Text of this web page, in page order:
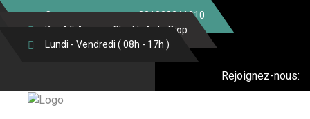
Contactez-nous au: +221338241010
Km 4,5 Avenue Cheikh Anta Diop
Lundi - Vendredi ( 08h - 17h )
Rejoignez-nous: